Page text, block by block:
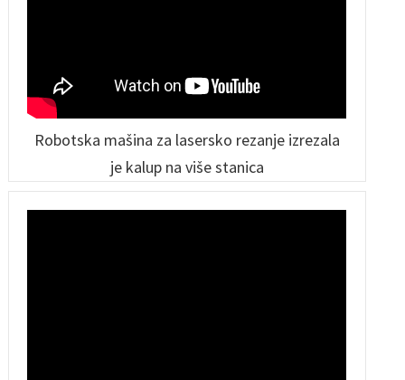
Robotska mašina za lasersko rezanje izrezala
je kalup na više stanica